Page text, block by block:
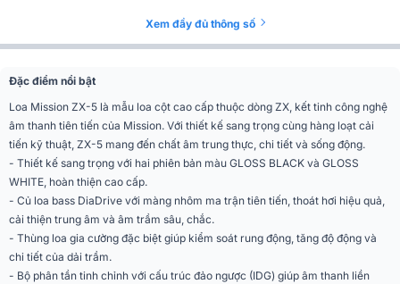
91dB
Trở kháng 4 ohms
Ứng dụng mở rộng
ngủ
Màu sắc
Black Gloss, White
Phân khúc Cao cấp
Kiểu thiết kế bass reflex
Tần số đáp tuyến
(+/-3dB)
Xem đầy đủ thông số
Đặc điểm nổi bật
Loa Mission ZX-5 là mẫu loa cột cao cấp thuộc dòng ZX, kết tinh công nghệ
âm thanh tiên tiến của Mission. Với thiết kế sang trọng cùng hàng loạt cải
tiến kỹ thuật, ZX-5 mang đến chất âm trung thực, chi tiết và sống động.
- Thiết kế sang trọng với hai phiên bản màu GLOSS BLACK và GLOSS
WHITE, hoàn thiện cao cấp.
- Củ loa bass DiaDrive với màng nhôm ma trận tiên tiến, thoát hơi hiệu quả,
cải thiện trung âm và âm trầm sâu, chắc.
- Thùng loa gia cường đặc biệt giúp kiểm soát rung động, tăng độ động và
chi tiết của dải trầm.
- Bộ phân tần tinh chỉnh với cấu trúc đảo ngược (IDG) giúp âm thanh liền